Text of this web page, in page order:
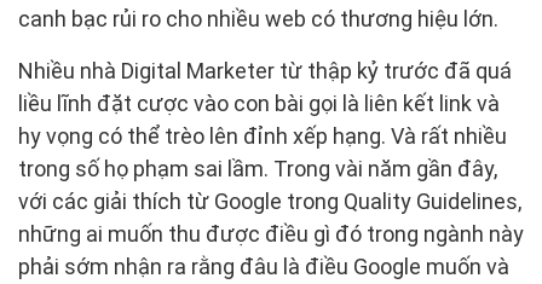
canh bạc rủi ro cho nhiều web có thương hiệu lớn.
Nhiều nhà Digital Marketer từ thập kỷ trước đã quá
liều lĩnh đặt cược vào con bài gọi là liên kết link và
hy vọng có thể trèo lên đỉnh xếp hạng. Và rất nhiều
trong số họ phạm sai lầm. Trong vài năm gần đây,
với các giải thích từ Google trong Quality Guidelines,
những ai muốn thu được điều gì đó trong ngành này
phải sớm nhận ra rằng đâu là điều Google muốn và